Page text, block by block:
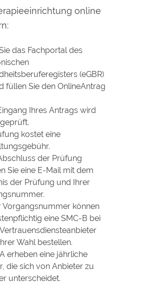
online
das Fachportal des
(eGBR)
füllen Sie den OnlineAntrag
Ihres Antrags wird
kostet eine
der Prüfung
Sie eine E-Mail mit dem
der Prüfung und Ihrer
Vorgangsnummer können
eine SMC-B bei
Wahl bestellen.
erheben eine jährliche
die sich von Anbieter zu
unterscheidet.